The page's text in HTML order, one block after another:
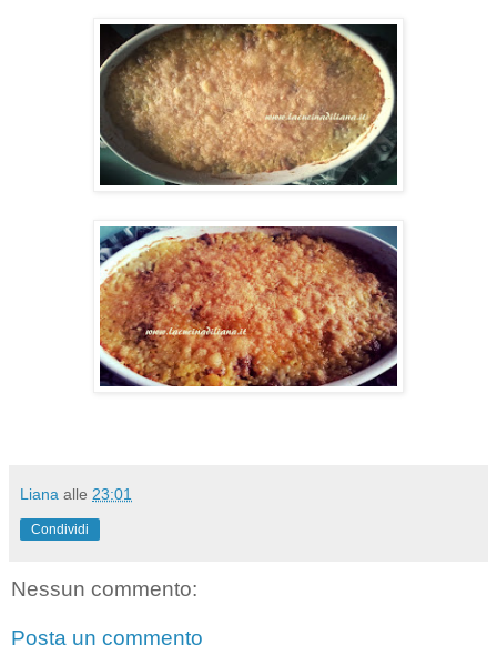
Liana alle 23:01
Condividi
Nessun commento:
Posta un commento